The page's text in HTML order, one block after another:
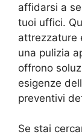
affidarsi a
tuoi uffici.
attrezzature
una pulizia
offrono
esigenze
preventivi
Se stai